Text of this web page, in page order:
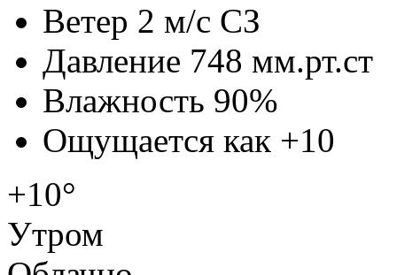
Ветер 2 м/с СЗ
Давление 748 мм.рт.ст
Влажность 90%
Ощущается как +10
+10°
Утром